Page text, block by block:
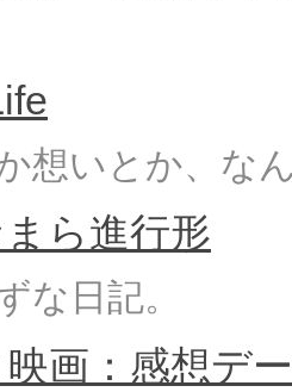
想いとか、な
ら進行形
な日記。
画：感想デ